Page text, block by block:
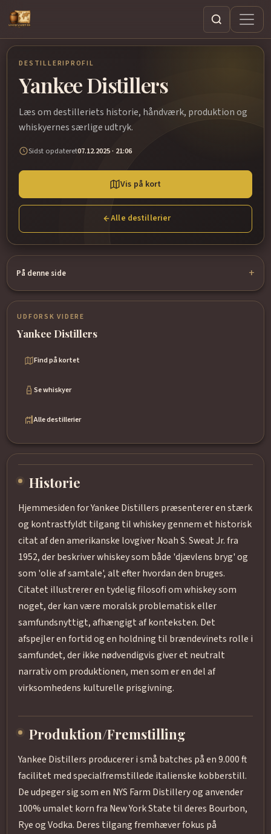
Søg
DESTILLERIPROFIL
Yankee Distillers
Læs om destilleriets historie, håndværk, produktion og
whiskyernes særlige udtryk.
Sidst opdateret07.12.2025 · 21:06
Vis på kort
Alle destillerier
På denne side
UDFORSK VIDERE
Yankee Distillers
Find på kortet
Se whiskyer
Alle destillerier
Historie
Hjemmesiden for Yankee Distillers præsenterer en stærk
og kontrastfyldt tilgang til whiskey gennem et historisk
citat af den amerikanske lovgiver Noah S. Sweat Jr. fra
1952, der beskriver whiskey som både 'djævlens bryg' og
som 'olie af samtale', alt efter hvordan den bruges.
Citatet illustrerer en tydelig filosofi om whiskey som
noget, der kan være moralsk problematisk eller
samfundsnyttigt, afhængigt af konteksten. Det
afspejler en fortid og en holdning til brændevinets rolle i
samfundet, der ikke nødvendigvis giver et neutralt
narrativ om produktionen, men som er en del af
virksomhedens kulturelle prisgivning.
Produktion/Fremstilling
Yankee Distillers producerer i små batches på en 9.000 ft
facilitet med specialfremstillede italienske kobberstill.
De udpeger sig som en NYS Farm Distillery og anvender
100% umalet korn fra New York State til deres Bourbon,
Rye og Vodka. Deres tilgang fremhæver fokus på